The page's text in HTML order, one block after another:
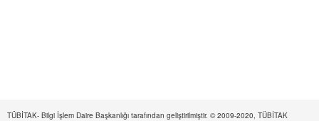
TÜBİTAK- Bilgi İşlem Daire Başkanlığı tarafından geliştirilmiştir. © 2009-2020, TÜBİTAK